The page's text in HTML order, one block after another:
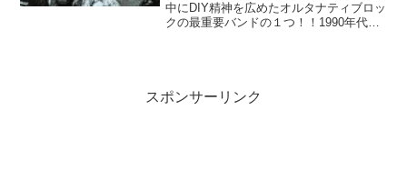
中にDIY精神を広めたオルタナティブロッ
クの最重要バンドの１つ！！1990年代に
スポンサーリンク